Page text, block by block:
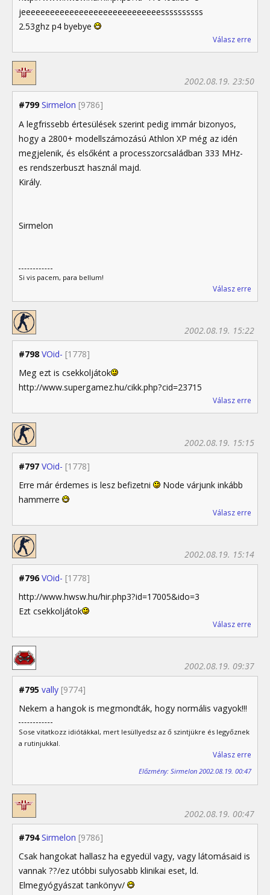
jeeeeeeeeeeeeeeeeeeeeeeeeeeeeessssssssss
2.53ghz p4 byebye
Válasz erre
#799 Sirmelon [9786]
2002.08.19. 23:50
A legfrissebb értesülések szerint pedig immár bizonyos,
hogy a 2800+ modellszámozású Athlon XP még az idén
megjelenik, és elsőként a processzorcsaládban 333 MHz-
es rendszerbuszt használ majd.
Király.
Sirmelon
Si vis pacem, para bellum!
Válasz erre
#798 VOid- [1778]
2002.08.19. 15:22
Meg ezt is csekkoljátok
http://www.supergamez.hu/cikk.php?cid=23715
Válasz erre
#797 VOid- [1778]
2002.08.19. 15:15
Erre már érdemes is lesz befizetni
Node várjunk inkább
hammerre
Válasz erre
#796 VOid- [1778]
2002.08.19. 15:14
http://www.hwsw.hu/hir.php3?id=17005&ido=3
Ezt csekkoljátok
Válasz erre
#795 vally [9774]
2002.08.19. 09:37
Nekem a hangok is megmondták, hogy normális vagyok!!!
Sose vitatkozz idiótákkal, mert lesüllyedsz az ő szintjükre és legyőznek
a rutinjukkal.
Válasz erre
Előzmény: Sirmelon 2002.08.19. 00:47
#794 Sirmelon [9786]
2002.08.19. 00:47
Csak hangokat hallasz ha egyedül vagy, vagy látomásaid is
vannak ??/ez utóbbi sulyosabb klinikai eset, ld.
Elmegyógyászat tankönyv/